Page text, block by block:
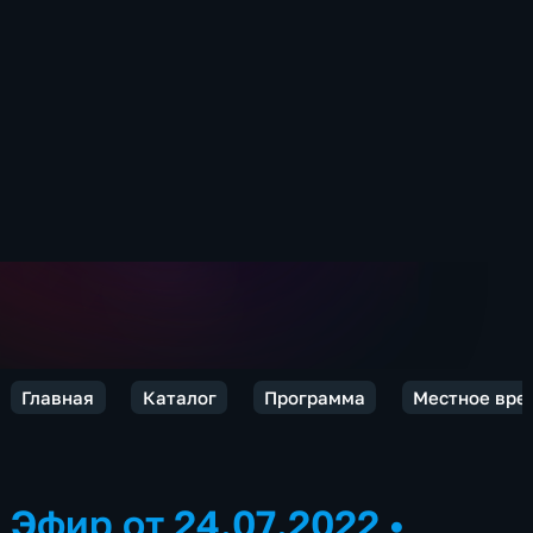
Главная Каталог Программа Местное
Эфир от 24.07.2022 •